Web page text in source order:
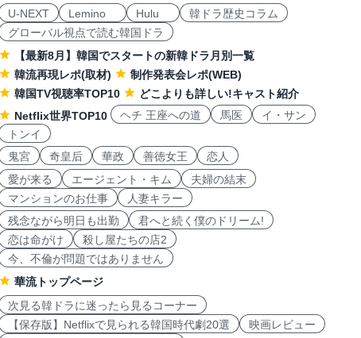
U-NEXT
Lemino Hulu
韓ドラ歴史コラム
グローバル視点で読む韓国ドラ
【最新8月】韓国でスタートの新韓ドラ月別一覧
韓流再現レポ(取材)
制作発表会レポ(WEB)
韓国TV視聴率TOP10
どこよりも詳しい!キャスト紹介
Netflix世界TOP10
ヘチ 王座への道 馬医
イ・サン
トンイ
鬼宮
奇皇后 華政 善徳女王
恋人
愛が来る
エージェント・キム
夫婦の結末
マンションのお仕事
人妻キラー
残念ながら明日も出勤
君へと続く僕のドリーム!
恋は命がけ
殺し屋たちの店2
今、不倫が問題ではありません
華流トップページ
次見る韓ドラに迷ったら見るコーナー
【保存版】Netflixで見られる韓国時代劇20選
映画レビュー